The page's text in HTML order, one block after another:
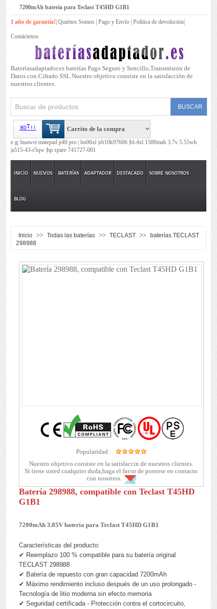
7200mAh batería para Teclast T45HD G1B1
1 año de garantía! |Quiénes Somos |Pago y Envío |Política de devolución
Contáctenos
Bateríasadaptador.es baterías Pago Seguro y Sencillo,Transmisión de
Datos con Cifrado SSL.Nuestro objetivo consiste en la satisfacción de
nuestros clientes.
Carrito de la compra
e.g:huawei matepad p40 pro |bn06xl |sb10k97606 |bl-4xl 1500mah 3.7v 5.55wh
|a515-43-r5qw |hp spare 741727-001
INICIO NUEVOS BATERÍAS ADAPTADOR DESTACADO SOBRE NOSOTROS
BLOG
Inicio >> Todas las baterías >> TECLAST >>
baterías TECLAST
298988
Popularidad :
Nuestro objetivo consiste en la satisfaccin de nuestros clientes.
Si tiene usted cualquier duda,haga el favor de ponerse en contacto
con nosotros.
Batería 298988, compatible con Teclast T45HD
G1B1
7200mAh 3.85V batería para Teclast T45HD G1B1
Características del producto:
✔ Reemplazo 100 % compatible para su batería original
TECLAST 298988
✔ Batería de repuesto con gran capacidad 7200mAh
✔ Máximo rendimiento incluso después de un uso prolongado -
Tecnología de litio moderna sin efecto memoria
✔ Seguridad certificada - Protección contra el cortocircuito,